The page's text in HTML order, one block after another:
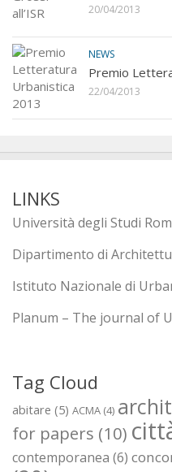
20/04/2013
NEWS
Premio
22/04/2013
LINKS
Università degli Studi
Dipartimento di
Istituto Nazionale di
Planum – The journal of
Tag Cloud
abitare (5) ACMA (4)
for papers (10)
contemporanea (6)